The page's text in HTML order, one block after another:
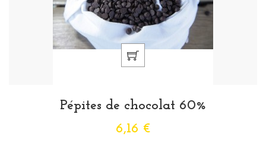
Pépites de chocolat 60%
6,16 €